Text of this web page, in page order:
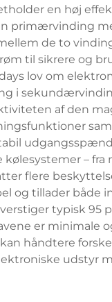
en høj
primærvinding
de to
til sikrere og
lov om
i
af den
–
flere
og tillader
typisk 95
er minimale
håndtere
udstyr